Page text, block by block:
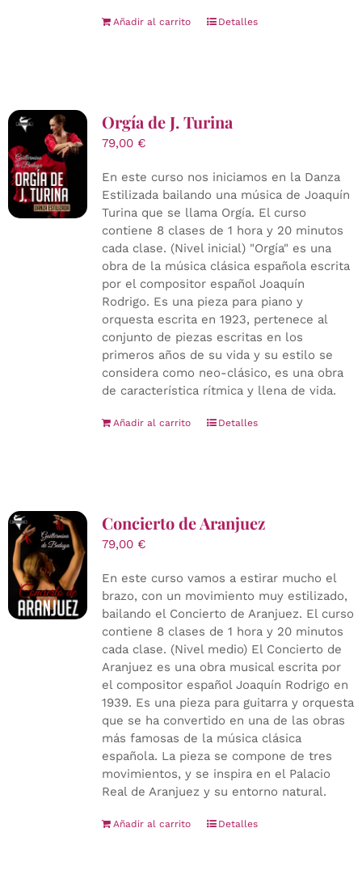
Añadir al carrito Detalles
Orgía de J. Turina
79,00 €
En este curso nos iniciamos en la Danza
Estilizada bailando una música de Joaquín
Turina que se llama Orgía. El curso
contiene 8 clases de 1 hora y 20 minutos
cada clase. (Nivel inicial) "Orgía" es una
obra de la música clásica española escrita
por el compositor español Joaquín
Rodrigo. Es una pieza para piano y
orquesta escrita en 1923, pertenece al
conjunto de piezas escritas en los
primeros años de su vida y su estilo se
considera como neo-clásico, es una obra
de característica rítmica y llena de vida.
Añadir al carrito Detalles
Concierto de Aranjuez
79,00 €
En este curso vamos a estirar mucho el
brazo, con un movimiento muy estilizado,
bailando el Concierto de Aranjuez. El curso
contiene 8 clases de 1 hora y 20 minutos
cada clase. (Nivel medio) El Concierto de
Aranjuez es una obra musical escrita por
el compositor español Joaquín Rodrigo en
1939. Es una pieza para guitarra y orquesta
que se ha convertido en una de las obras
más famosas de la música clásica
española. La pieza se compone de tres
movimientos, y se inspira en el Palacio
Real de Aranjuez y su entorno natural.
Añadir al carrito Detalles